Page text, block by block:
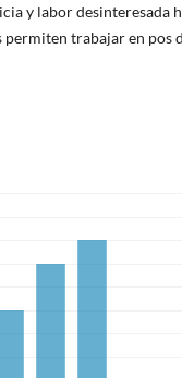
y labor desinteresada
trabajar en pos